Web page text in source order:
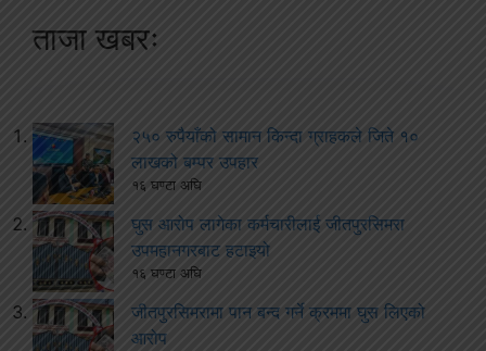
ताजा खबरः
२५० रुपैयाँको सामान किन्दा ग्राहकले जिते १०
लाखको बम्पर उपहार
१६ घण्टा अघि
घुस आरोप लागेका कर्मचारीलाई जीतपुरसिमरा
उपमहानगरबाट हटाइयो
१६ घण्टा अघि
जीतपुरसिमरामा पान बन्द गर्ने क्रममा घुस लिएको
आरोप